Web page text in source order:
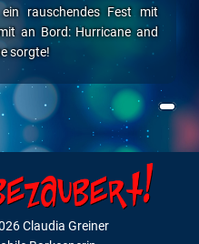
rauschendes Fest mit
an Bord:Hurricane and
sorgte!
Claudia Greiner